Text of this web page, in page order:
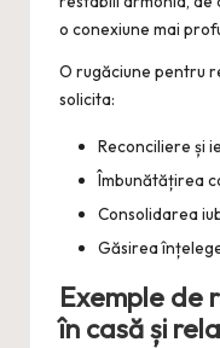
o conexiune mai
O rugăciune pentru
solicita:
Reconciliere și
Îmbunătățirea
Consolidarea
Găsirea
Exemple de
în casă și